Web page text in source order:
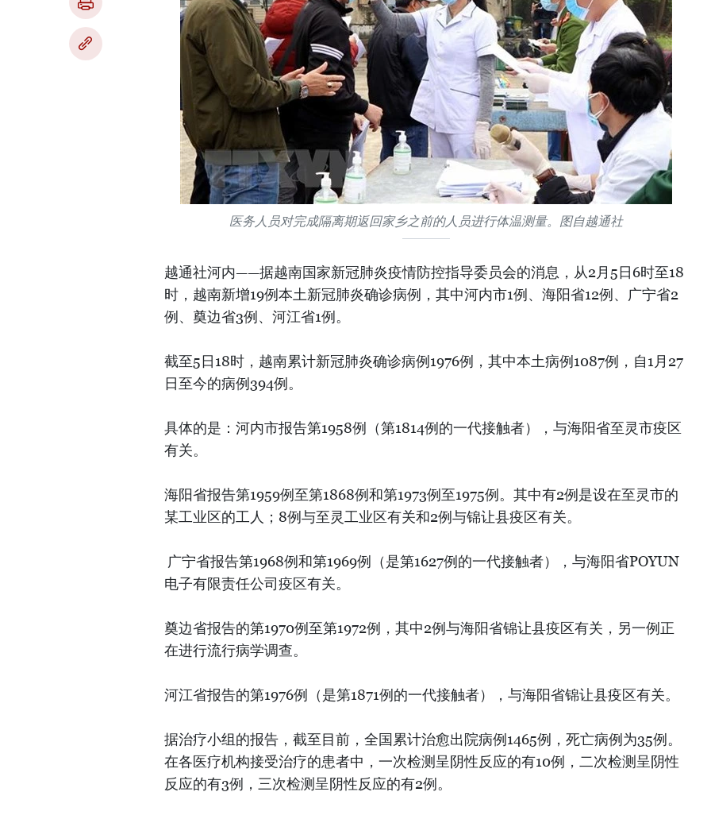
医务人员对完成隔离期返回家乡之前的人员进行体温测量。图自越通社
越通社河内——据越南国家新冠肺炎疫情防控指导委员会的消息，从2月5日6时至18
时，越南新增19例本土新冠肺炎确诊病例，其中河内市1例、海阳省12例、广宁省2
例、奠边省3例、河江省1例。
截至5日18时，越南累计新冠肺炎确诊病例1976例，其中本土病例1087例，自1月27
日至今的病例394例。
具体的是：河内市报告第1958例（第1814例的一代接触者），与海阳省至灵市疫区
有关。
海阳省报告第1959例至第1868例和第1973例至1975例。其中有2例是设在至灵市的
某工业区的工人；8例与至灵工业区有关和2例与锦让县疫区有关。
广宁省报告第1968例和第1969例（是第1627例的一代接触者），与海阳省POYUN
电子有限责任公司疫区有关。
奠边省报告的第1970例至第1972例，其中2例与海阳省锦让县疫区有关，另一例正
在进行流行病学调查。
河江省报告的第1976例（是第1871例的一代接触者），与海阳省锦让县疫区有关。
据治疗小组的报告，截至目前，全国累计治愈出院病例1465例，死亡病例为35例。
在各医疗机构接受治疗的患者中，一次检测呈阴性反应的有10例，二次检测呈阴性
反应的有3例，三次检测呈阴性反应的有2例。